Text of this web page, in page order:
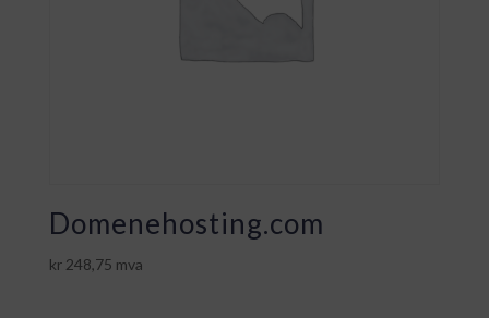
Domenehosting.com
kr248,75 mva